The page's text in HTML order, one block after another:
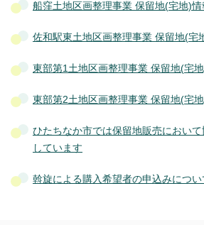
船窪土地区画整理事業 保留地(宅地)情
佐和駅東土地区画整理事業 保留地(宅
東部第1土地区画整理事業 保留地(宅
東部第2土地区画整理事業 保留地(宅
ひたちなか市では保留地販売におい
しています
斡旋による購入希望者の申込みについ